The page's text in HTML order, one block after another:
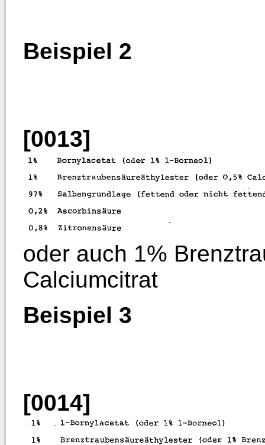
Beispiel 2
[0013]
oder auch 1%
Calciumcitrat
Beispiel 3
[0014]